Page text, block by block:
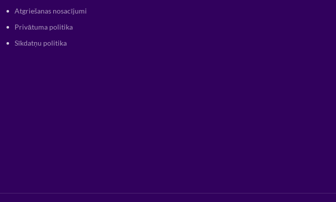
Atgriešanas nosacījumi
Privātuma politika
Sīkdatņu politika